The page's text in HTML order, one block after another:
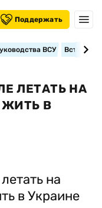
Поддержать
ВСУ
ЛЕТАТЬ НА
ЖИТЬ В